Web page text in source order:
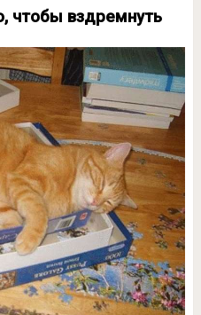
чтобы вздремнуть